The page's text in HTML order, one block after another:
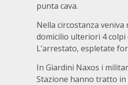
punta cava.
Nella circostanza
domicilio ulteriori 4 colpi
L’arrestato, espletate
In Giardini Naxos i
Stazione hanno tratto in